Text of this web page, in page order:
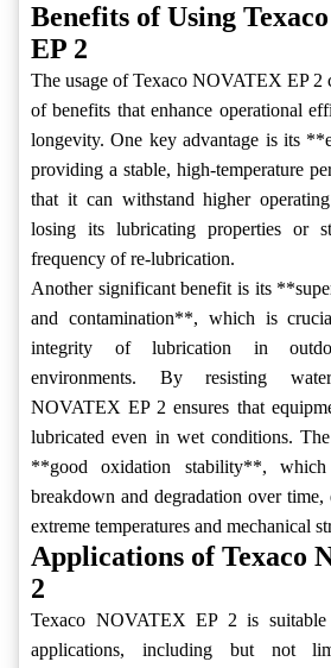
Benefits of Using
EP 2
The usage of Texaco NOVATEX EP 2
of benefits that enhance operational
longevity. One key advantage is its
providing a stable, high-temperature
that it can withstand higher
losing its lubricating properties or
frequency of re-lubrication.
Another significant benefit is its
and contamination**, which is
integrity of lubrication in
environments. By resisting
NOVATEX EP 2 ensures that
lubricated even in wet conditions. The
**good oxidation stability**,
breakdown and degradation over
extreme temperatures and mechanical
Applications of Texaco
2
Texaco NOVATEX EP 2 is
applications, including but not